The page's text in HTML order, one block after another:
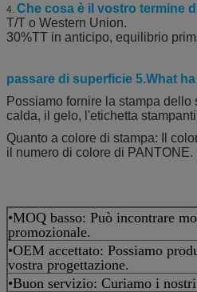
4. Che cosa è il vostro termine
T/T o Western Union.
30%TT in anticipo, equilibrio
passare di superficie 5.What
Possiamo fornire la stampa dello
calda, il gelo, l'etichetta
Quanto a colore di stampa: Il
il numero di colore di PANTONE.
•MOQ basso: Può incontrare
promozionale.
•OEM accettato: Possiamo
vostra progettazione.
•Buon servizio: Curiamo i